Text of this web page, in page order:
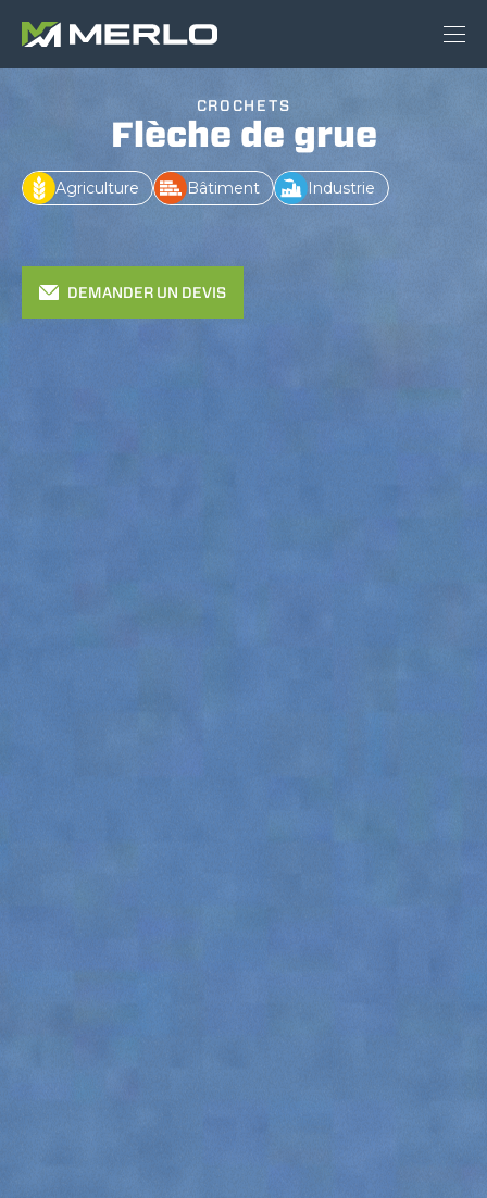
CROCHETS
Flèche de grue
Agriculture Bâtiment Industrie
DEMANDER UN DEVIS